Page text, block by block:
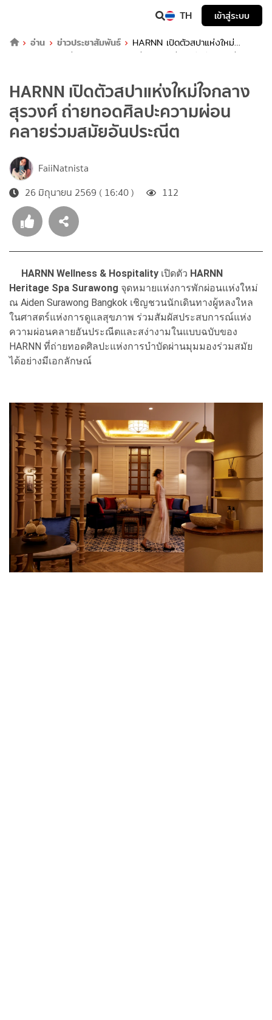
TH
เข้าสู่ระบบ
อ่าน
ข่าวประชาสัมพันธ์
HARNN เปิดตัวสปาแห่งใหม่
ใจกลางสุรวงศ์ ถ่ายทอดศิลปะความผ่อนคลายร่วมสมัยอันประณีต
HARNN เปิดตัวสปาแห่งใหม่ใจกลาง
สุรวงศ์ ถ่ายทอดศิลปะความผ่อน
คลายร่วมสมัยอันประณีต
FaiiNatnista
26 มิถุนายน 2569 ( 16:40 )
112
HARNN Wellness & Hospitality เปิดตัว HARNN
Heritage Spa Surawong จุดหมายแห่งการพักผ่อนแห่งใหม่
ณ Aiden Surawong Bangkok เชิญชวนนักเดินทางผู้หลงใหล
ในศาสตร์แห่งการดูแลสุขภาพ ร่วมสัมผัสประสบการณ์แห่ง
ความผ่อนคลายอันประณีตและสง่างามในแบบฉบับของ
HARNN ที่ถ่ายทอดศิลปะแห่งการบำบัดผ่านมุมมองร่วมสมัย
ได้อย่างมีเอกลักษณ์